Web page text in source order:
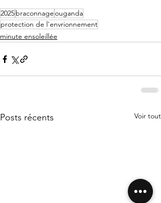
2025braconnageouganda
protection de l'envrionnement
minute ensoleillée
Posts récents Voir tout